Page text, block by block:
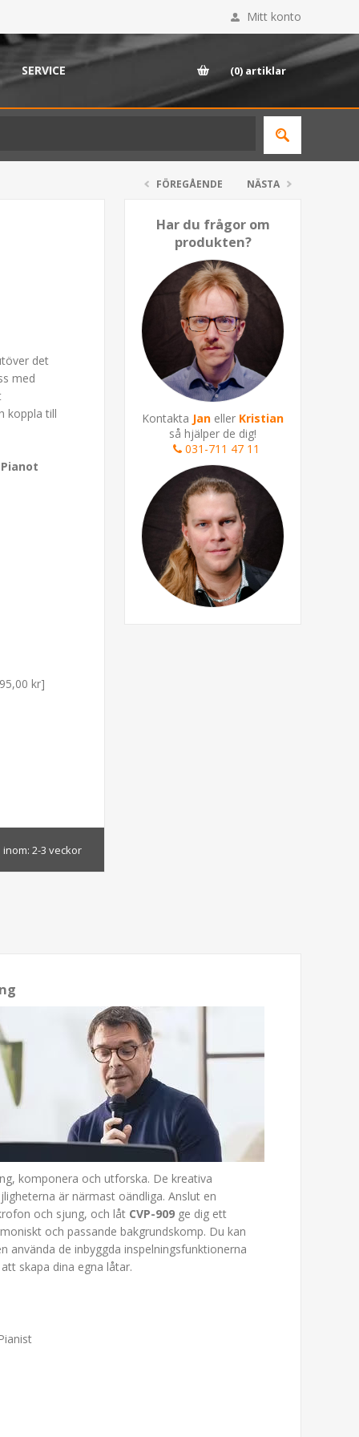
Mitt konto
SERVICE (0) artiklar
FÖREGÅENDE NÄSTA
Har du frågor om
produkten?
Kontakta Jan eller Kristian
så hjälper de dig!
031-711 47 11
det
med
koppla till
kr]
inom: 2-3 veckor
komponera och utforska. De kreativa
är närmast oändliga. Anslut en
och sjung, och låt CVP-909 ge dig ett
och passande bakgrundskomp. Du kan
använda de inbyggda inspelningsfunktionerna
skapa dina egna låtar.